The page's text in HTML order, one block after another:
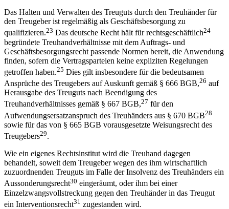
Das Halten und Verwalten des Treuguts durch den Treuhänder für
den Treugeber ist regelmäßig als Geschäftsbesorgung zu
qualifizieren.23 Das deutsche Recht hält für rechtsgeschäftlich24
begründete Treuhandverhältnisse mit dem Auftrags- und
Geschäftsbesorgungsrecht passende Normen bereit, die Anwendung
finden, sofern die Vertragsparteien keine expliziten Regelungen
getroffen haben.25 Dies gilt insbesondere für die bedeutsamen
Ansprüche des Treugebers auf Auskunft gemäß § 666 BGB,26 auf
Herausgabe des Treuguts nach Beendigung des
Treuhandverhältnisses gemäß § 667 BGB,27 für den
Aufwendungsersatzanspruch des Treuhänders aus § 670 BGB28
sowie für das von § 665 BGB vorausgesetzte Weisungsrecht des
Treugebers29.
Wie ein eigenes Rechtsinstitut wird die Treuhand dagegen
behandelt, soweit dem Treugeber wegen des ihm wirtschaftlich
zuzuordnenden Treuguts im Falle der Insolvenz des Treuhänders ein
Aussonderungsrecht30 eingeräumt, oder ihm bei einer
Einzelzwangsvollstreckung gegen den Treuhänder in das Treugut
ein Interventionsrecht31 zugestanden wird.